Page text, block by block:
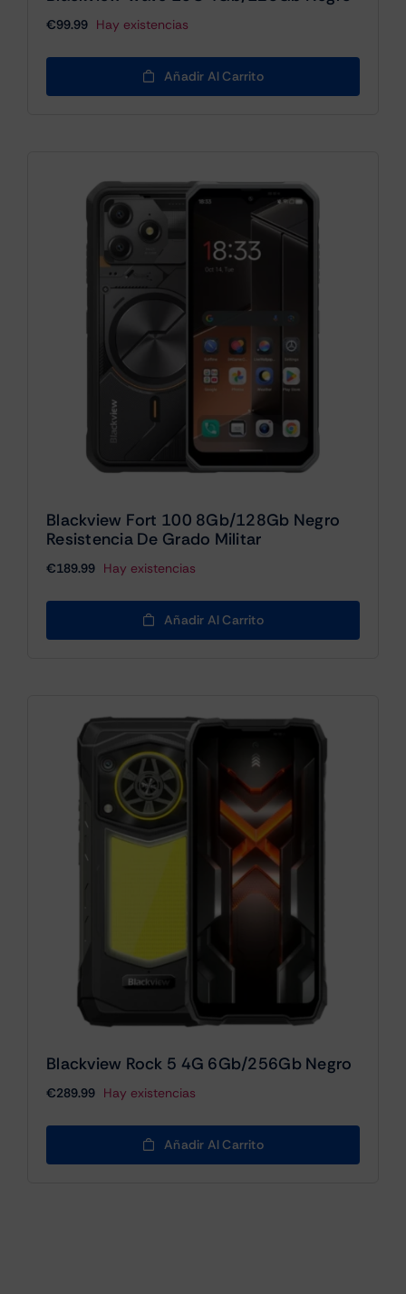
€99.99 Hay existencias
Añadir Al Carrito
Blackview Fort 100 8Gb/128Gb Negro
Resistencia De Grado Militar
€189.99 Hay existencias
Añadir Al Carrito
Blackview Rock 5 4G 6Gb/256Gb Negro
€289.99 Hay existencias
Añadir Al Carrito